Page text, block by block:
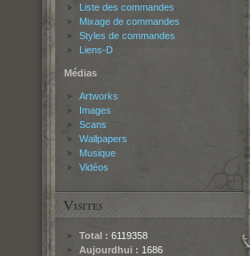
Liste des commandes
Mixage de commandes
Styles de commandes
Liens-D
Médias
Artworks
Images
Scans
Wallpapers
Musique
Vidéos
Total : 6119358
Aujourdhui : 1686